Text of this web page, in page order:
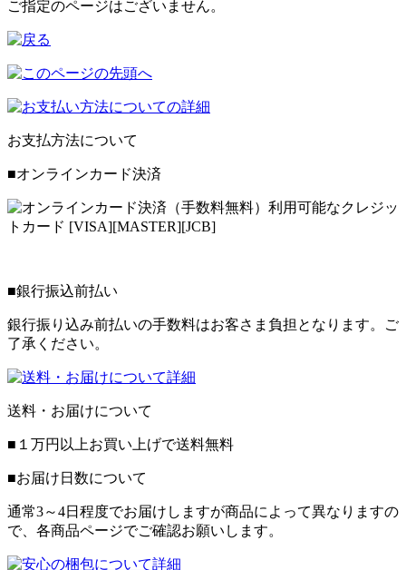
ご指定のページはございません。
お支払方法について
■オンラインカード決済
■銀行振込前払い
銀行振り込み前払いの手数料はお客さま負担となります。ご
了承ください。
送料・お届けについて
■１万円以上お買い上げで送料無料
■お届け日数について
通常3～4日程度でお届けしますが商品によって異なりますの
で、各商品ページでご確認お願いします。